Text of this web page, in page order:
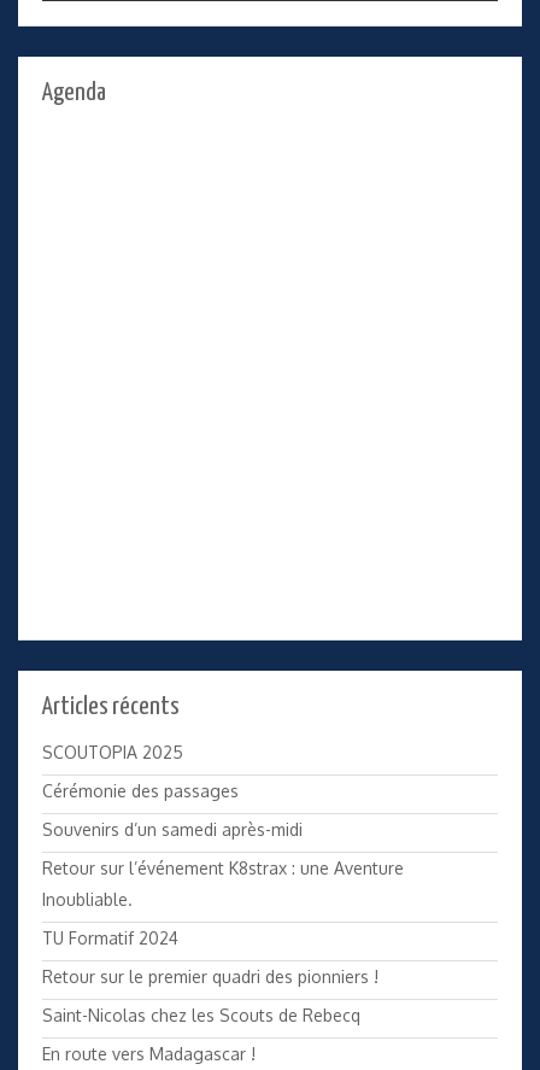
Agenda
Articles récents
SCOUTOPIA 2025
Cérémonie des passages
Souvenirs d’un samedi après-midi
Retour sur l’événement K8strax : une Aventure
Inoubliable.
TU Formatif 2024
Retour sur le premier quadri des pionniers !
Saint-Nicolas chez les Scouts de Rebecq
En route vers Madagascar !